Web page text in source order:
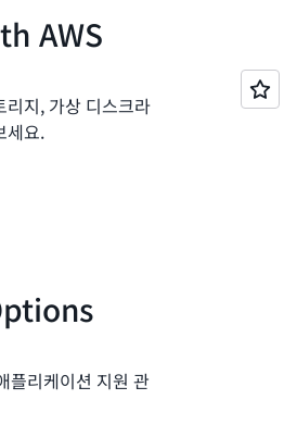
AWS
리지, 가상 디스크라
세요.
플리케이션 지원 관